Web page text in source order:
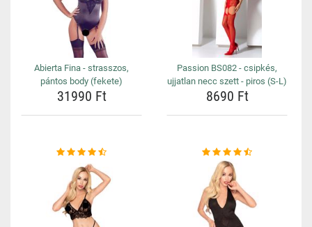
Abierta Fina - strasszos,
pántos body (fekete)
31990 Ft
Passion BS082 - csipkés,
ujjatlan necc szett - piros (S-L)
8690 Ft